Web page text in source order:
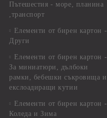
Пътешестия - море, планина
,транспорт
Елементи от бирен картон -
Други
Елементи от бирен картон -
За миниатюри, дълбоки
рамки, бебешки съкровища и
екслоадиращи кутии
Елементи от бирен картон -
Коледа и Зима